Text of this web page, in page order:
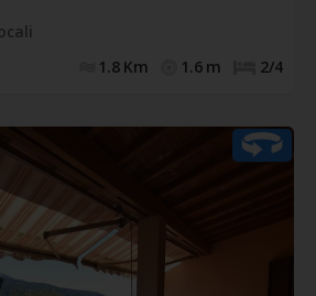
2/4
1.6 m
1.8 Km
trilocale posto a piano
coperta
con divano letto doppio estraibile
camera matrimoniale, camera
affiancabili), bagno con
completo di tutti i sanitari. (Blocco A)